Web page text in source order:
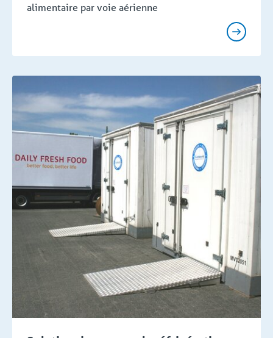
alimentaire par voie aérienne